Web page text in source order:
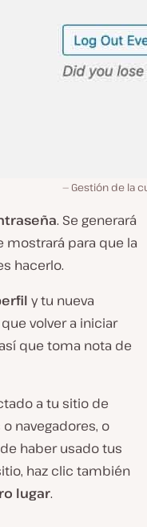
Gestión de la
. Se generará
mostrará para que la
hacerlo.
y tu nueva
volver a iniciar
que toma nota de
a tu sitio de
navegadores, o
haber usado tus
haz clic también
lugar.